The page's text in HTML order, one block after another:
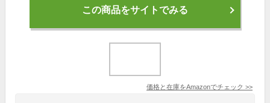
この商品をサイトでみる
価格と在庫をAmazonでチェック >>